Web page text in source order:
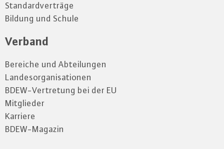
Standardverträge
Bildung und Schule
Verband
Bereiche und Abteilungen
Landesorganisationen
BDEW-Vertretung bei der EU
Mitglieder
Karriere
BDEW-Magazin